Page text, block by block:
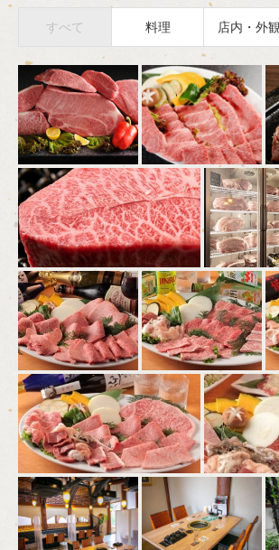
すべて 料理 店内・外観
この店舗情報をシェアす